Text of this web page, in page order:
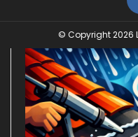
© Copyright 2026